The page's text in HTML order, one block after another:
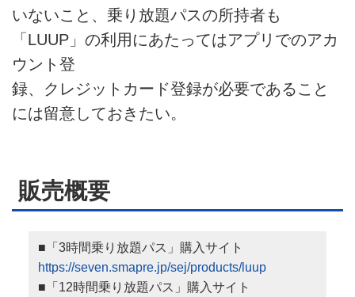
いないこと、乗り放題パスの所持者も
「LUUP」の利用にあたってはアプリでのアカ
ウント登
録、クレジットカード登録が必要であること
には留意しておきたい。
販売概要
■「3時間乗り放題パス」購入サイト
https://seven.smapre.jp/sej/products/luup
■「12時間乗り放題パス」購入サイト